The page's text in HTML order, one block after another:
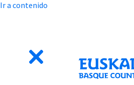
Ir a contenido